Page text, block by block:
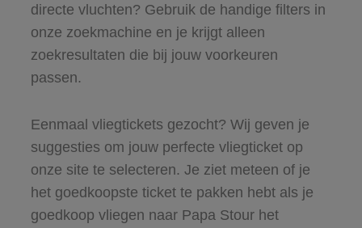
directe vluchten? Gebruik de handige filters in
onze zoekmachine en je krijgt alleen
zoekresultaten die bij jouw voorkeuren
passen.
Eenmaal vliegtickets gezocht? Wij geven je
suggesties om jouw perfecte vliegticket op
onze site te selecteren. Je ziet meteen of je
het goedkoopste ticket te pakken hebt als je
goedkoop vliegen naar Papa Stour het